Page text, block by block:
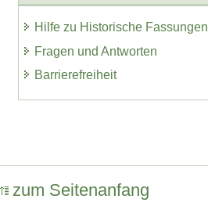
Hilfe zu Historische Fassungen
Fragen und Antworten
Barrierefreiheit
zum Seitenanfang